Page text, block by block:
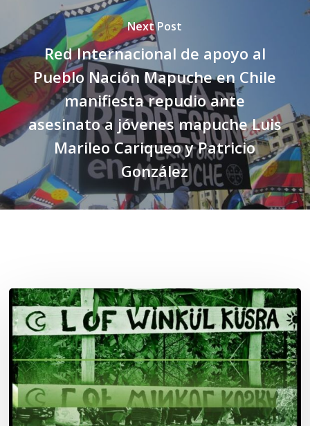
Next Post
Red Internacional de apoyo al
Pueblo Nación Mapuche en Chile
manifiesta repudio ante
asesinato a jóvenes mapuche Luis
Marileo Cariqueo y Patricio
González
Lof
Winkül
Küsra
convoca
a
apoyar